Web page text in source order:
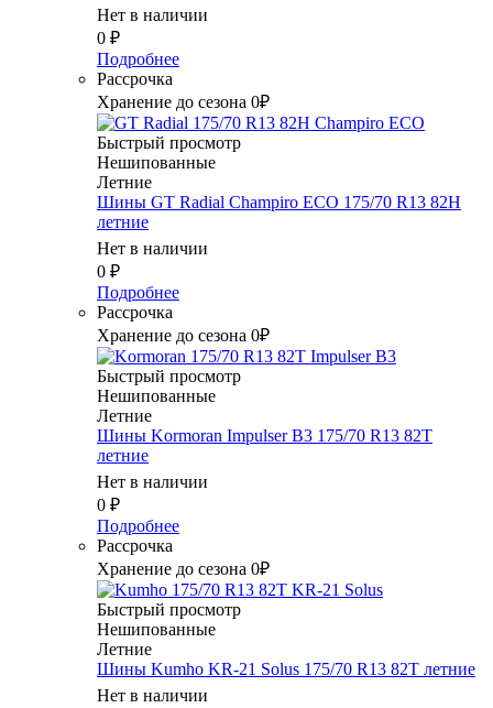
Нет в наличии
0 ₽
Подробнее
Рассрочка
Хранение до сезона 0₽
Быстрый просмотр
Нешипованные
Летние
Шины GT Radial Champiro ECO 175/70 R13 82H
летние
Нет в наличии
0 ₽
Подробнее
Рассрочка
Хранение до сезона 0₽
Быстрый просмотр
Нешипованные
Летние
Шины Kormoran Impulser B3 175/70 R13 82T
летние
Нет в наличии
0 ₽
Подробнее
Рассрочка
Хранение до сезона 0₽
Быстрый просмотр
Нешипованные
Летние
Шины Kumho KR-21 Solus 175/70 R13 82T летние
Нет в наличии